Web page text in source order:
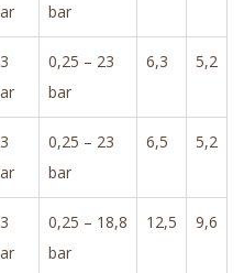
bar
0,25 – 23
bar
6,3 5,2
0,25 – 23
bar
6,5 5,2
0,25 – 18,8
bar
12,5 9,6